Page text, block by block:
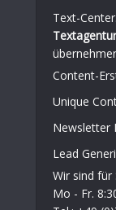
Text-
Textagentur
Content-
Unique
Newsletter
Lead
Wir sind für
Mo - Fr.